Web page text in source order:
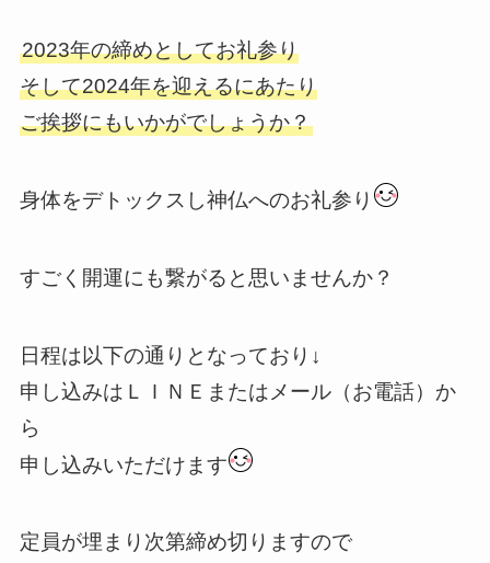
2023年の締めとしてお礼参り
そして2024年を迎えるにあたり
ご挨拶にもいかがでしょうか？
身体をデトックスし神仏へのお礼参り
すごく開運にも繋がると思いませんか？
日程は以下の通りとなっており↓
申し込みはＬＩＮＥまたはメール（お電話）か
ら
申し込みいただけます
定員が埋まり次第締め切りますので